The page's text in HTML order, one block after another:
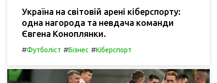
Україна на світовій арені кіберспорту:
одна нагорода та невдача команди
Євгена Коноплянки.
#Футболіст #Бізнес #Кіберспорт